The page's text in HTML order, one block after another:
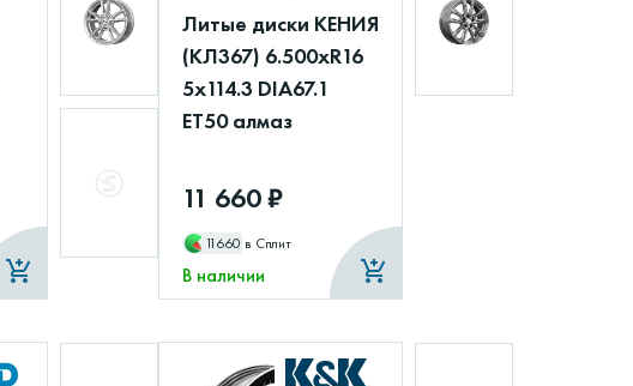
Литые диски КЕНИЯ
(КЛ367) 6.500xR16
5x114.3 DIA67.1
ET50 алмаз
11 660 ₽
11660 в Сплит
В наличии